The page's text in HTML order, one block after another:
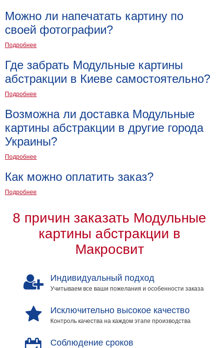
Можно ли напечатать картину по
своей фотографии?
Подробнее
Где забрать Модульные картины
абстракции в Киеве самостоятельно?
Подробнее
Возможна ли доставка Модульные
картины абстракции в другие города
Украины?
Подробнее
Как можно оплатить заказ?
Подробнее
8 причин заказать Модульные
картины абстракции в
Макросвит
Индивидуальный подход
Учитываем все ваши пожелания и особенности заказа
Исключительно высокое качество
Контроль качества на каждом этапе производства
Соблюдение сроков